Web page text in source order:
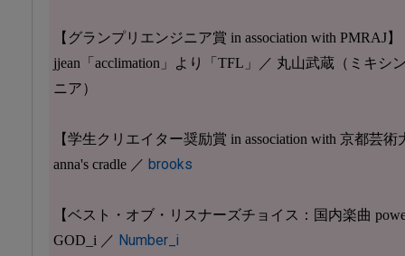
【グランプリエンジニア賞 in association with PMRAJ】
jjean「acclimation」より「TFL」／ 丸山武蔵（ミキシ
ニア）
【学生クリエイター奨励賞 in association with 京都芸術
anna's cradle ／ brooks
【ベスト・オブ・リスナーズチョイス：国内楽曲
GOD_i ／ Number_i